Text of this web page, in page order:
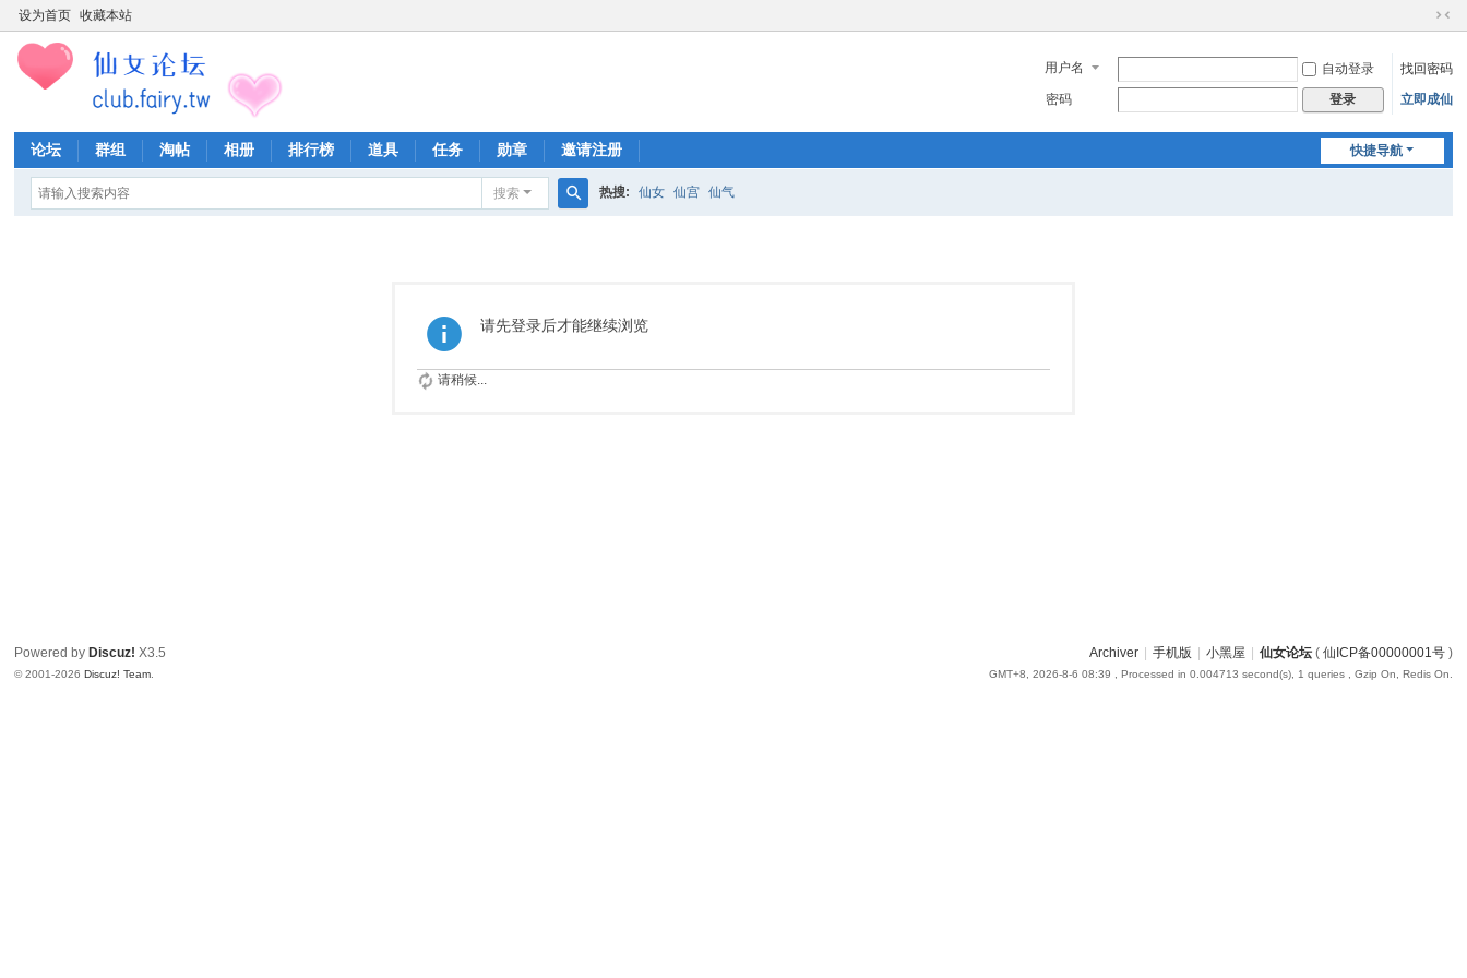
设为首页 收藏本站
切
到
窄
用户名 自动登录
找回密码
密码
登录 立即成仙
快捷导航
论坛 群组 淘帖 相册 排行榜 道具 任务 勋章 邀请注册
搜索 热搜: 仙女 仙宫 仙气
请先登录后才能继续浏览
请稍候...
Archiver 手机版 小黑屋 仙女论坛( 仙ICP备00000001号)
GMT+8, 2026-8-6 08:39 , Processed in 0.004713 second(s), 1 queries , Gzip On, Redis On.
Powered by Discuz! X3.5
© 2001-2026Discuz! Team